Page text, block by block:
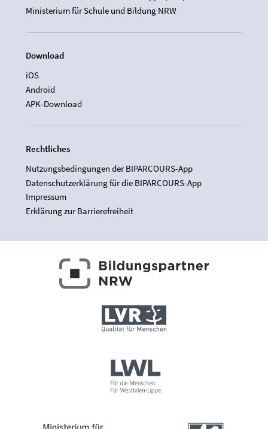
Ministerium für Schule und Bildung NRW
Download
iOS
Android
APK-Download
Rechtliches
Nutzungsbedingungen der BIPARCOURS-App
Datenschutzerklärung für die BIPARCOURS-App
Impressum
Erklärung zur Barrierefreiheit